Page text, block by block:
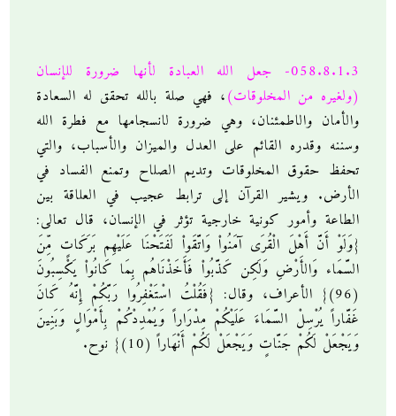
058.8.1.3- جعل الله العبادة لأنها ضرورة للإنسان
(ولغيره من المخلوقات)، فهي صلة بالله تحقق له السعادة
والأمان والاطمئنان، وهي ضرورة لانسجامها مع فطرة الله
وسننه وقدره القائم على العدل والميزان والأسباب، والتي
تحفظ حقوق المخلوقات وتديم الصلاح وتمنع الفساد في
الأرض. ويشير القرآن إلى ترابط عجيب في العلاقة بين
الطاعة وأمور كونية خارجية تؤثر في الإنسان، قال تعالى:
{وَلَوْ أَنَّ أَهْلَ الْقُرَى آمَنُواْ وَاتَّقَواْ لَفَتَحْنَا عَلَيْهِم بَرَكَاتٍ مِّنَ
السَّمَاء وَالأَرْضِ وَلَكِن كَذَّبُواْ فَأَخَذْنَاهُم بِمَا كَانُواْ يَكْسِبُونَ
(96)} الأعراف، وقال: {فَقُلْتُ اسْتَغْفِرُوا رَبَّكُمْ إِنَّهُ كَانَ
غَفَّاراً يُرْسِلْ السَّمَاءَ عَلَيْكُمْ مِدْرَاراً وَيُمْدِدْكُمْ بِأَمْوَالٍ وَبَنِينَ
وَيَجْعَلْ لَكُمْ جَنَّاتٍ وَيَجْعَلْ لَكُمْ أَنْهَاراً (10)} نوح.